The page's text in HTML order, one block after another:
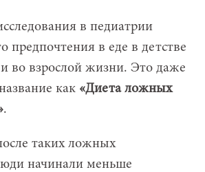
в педиатрии
предпочтения в еде в детстве
во взрослой жизни. Это даже
как «Диета ложных
.
таких ложных
начинали меньше